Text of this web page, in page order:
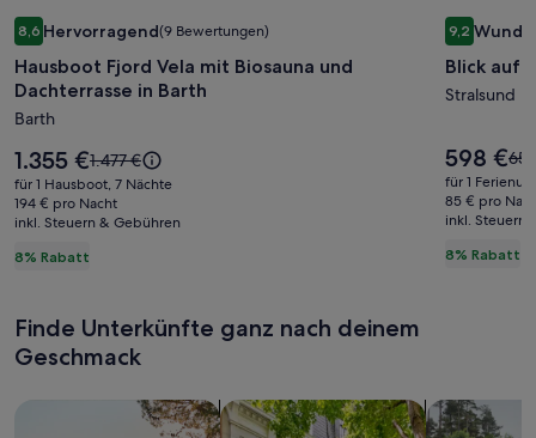
Bildergalerie
für
Hausboot
Fjord
Vela
mit
Biosauna
und
Dachterrasse
in
8,68,6 von 10, Hervorragend, (9 Bewertungen)
Hervorragend(9 Bewertungen)
Hausboot Fjord Vela mit Biosauna und
Dachterrasse in Barth
Barth
8% Rabatt
Der
Preis
beträgt
1.355 €.
1.355 €Der
alte
Preis
war
zum
Standardpreis.
1.477 €
für 1 Hausboot, 7 Nächte
194 € pro Nacht
inkl. Steuern & Gebühren
Hausboot Fjord Vela mit Biosauna und Dachterrasse in Barth
für
Blick
auf
Ostsee
9,29,2 von
Blick auf
Stralsund
8% Rabatt
Der
Preis
beträgt
598 €.
598 €Der
alte
war
für 1
85 € pro
inkl. Steuern
Blick auf
Finde Unterkünfte ganz nach deinem
Geschmack
Suche nach FerienhäusernSuche nach Ferienwohnungen oder
Suche nach